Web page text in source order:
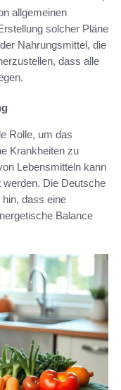
allgemeinen
solcher Pläne
Nahrungsmittel, die
dass alle
Rolle, um das
Krankheiten zu
Lebensmitteln kann
Die Deutsche
dass eine
Balance